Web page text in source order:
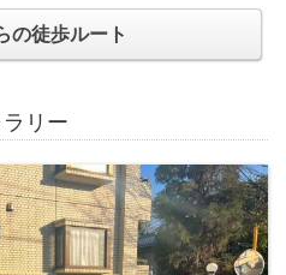
の徒歩ルート
リー